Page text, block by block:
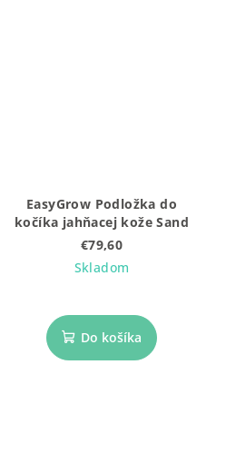
EasyGrow Podložka do
kočíka jahňacej kože Sand
€79,60
Skladom
Do košíka